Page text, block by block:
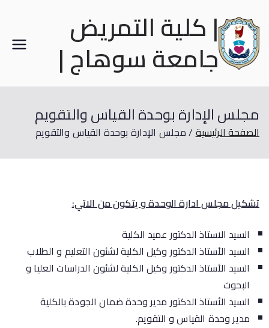
| كلية التمريض
جامعة سوهاج |
مجلس الإدارة بوحدة القياس والتقويم
الصفحة الرئيسية مجلس الإدارة بوحدة القياس والتقويم
تشكيل مجلس ادارة الوحدة و يتكون من الاتي:
السيد الاستاذ الدكتور عميد الكلية
السيد الأستاذ الدكتور وكيل الكلية لشئون التعليم و الطلاب
السيد الأستاذ الدكتور وكيل الكلية لشئون الدراسات العليا و
البحوث
السيد الأستاذ الدكتور مدير وحدة ضمان الجودة بالكلية
مدير وحدة القياس و التقويم.